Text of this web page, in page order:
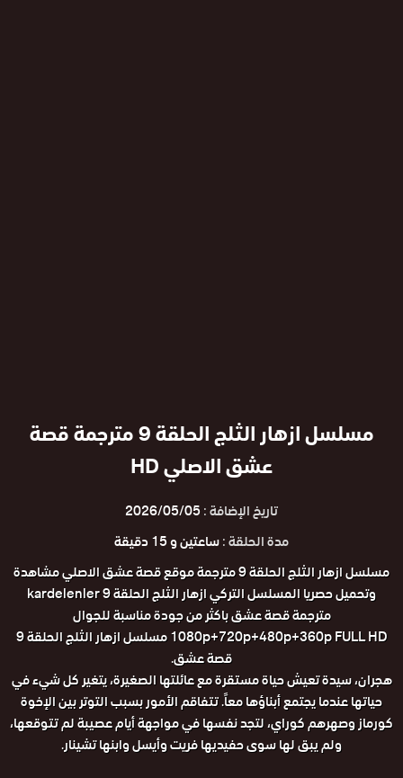
مسلسل ازهار الثلج الحلقة 9 مترجمة قصة
عشق الاصلي HD
تاريخ الإضافة :2026/05/05
مدة الحلقة :ساعتين و 15 دقيقة
مسلسل ازهار الثلج الحلقة 9 مترجمة موقع قصة عشق الاصلي مشاهدة
وتحميل حصريا المسلسل التركي ازهار الثلج الحلقة 9 kardelenler
مترجمة قصة عشق باكثر من جودة مناسبة للجوال
1080p+720p+480p+360p FULL HD مسلسل ازهار الثلج الحلقة 9
قصة عشق.
هجران، سيدة تعيش حياة مستقرة مع عائلتها الصغيرة، يتغير كل شيء في
حياتها عندما يجتمع أبناؤها معاً. تتفاقم الأمور بسبب التوتر بين الإخوة
كورماز وصهرهم كوراي، لتجد نفسها في مواجهة أيام عصيبة لم تتوقعها،
ولم يبق لها سوى حفيديها فريت وأيسل وابنها تشينار.